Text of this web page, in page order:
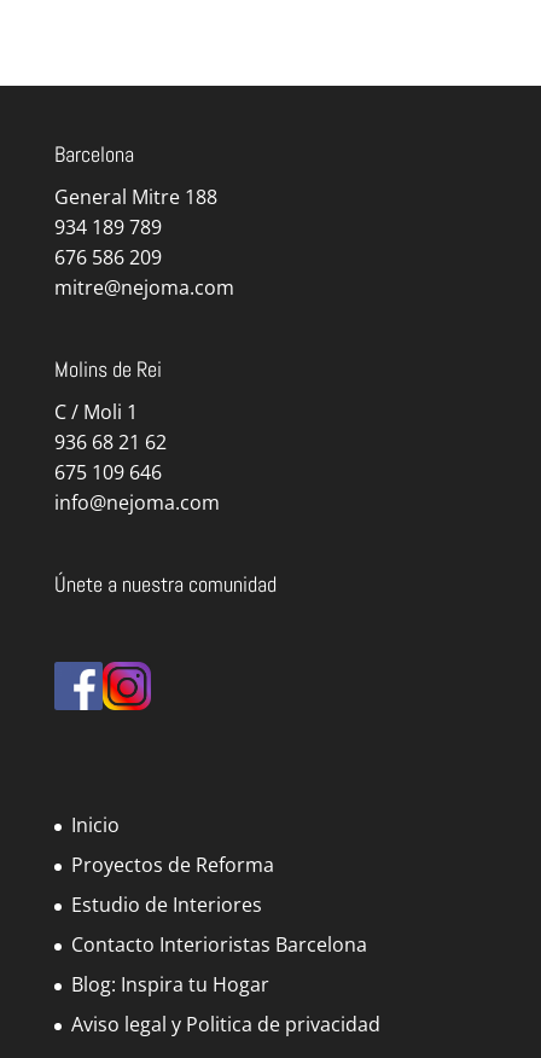
Barcelona
General Mitre 188
934 189 789
676 586 209
mitre@nejoma.com
Molins de Rei
C / Moli 1
936 68 21 62
675 109 646
info@nejoma.com
Únete a nuestra comunidad
Inicio
Proyectos de Reforma
Estudio de Interiores
Contacto Interioristas Barcelona
Blog: Inspira tu Hogar
Aviso legal y Politica de privacidad